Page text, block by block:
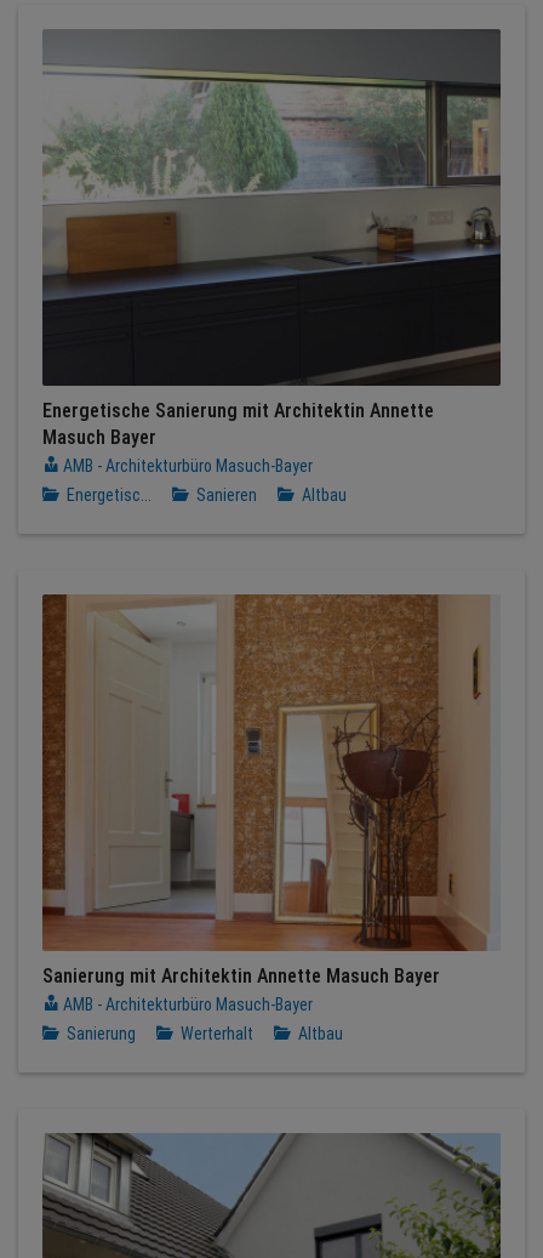
Energetische Sanierung mit Architektin Annette
Masuch Bayer
AMB - Architekturbüro Masuch-Bayer
Energetisc...
Sanieren Altbau
Sanierung mit Architektin Annette Masuch Bayer
AMB - Architekturbüro Masuch-Bayer
Sanierung
Werterhalt Altbau